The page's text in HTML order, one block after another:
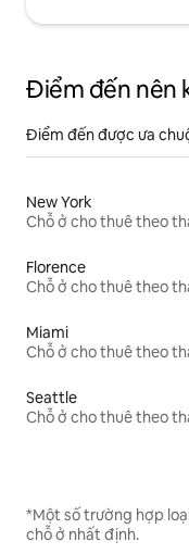
Điểm đến nên
Điểm đến được ưa
New York
Chỗ ở cho thuê theo
Florence
Chỗ ở cho thuê theo
Miami
Chỗ ở cho thuê theo
Seattle
Chỗ ở cho thuê theo
*Một số trường hợp
chỗ ở nhất định.